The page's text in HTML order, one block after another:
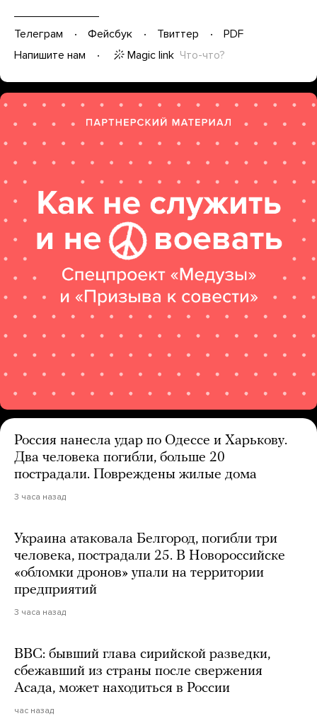
Телеграм Фейсбук Твиттер
PDF
Напишите нам
Magic link Что-что?
Россия нанесла удар по Одессе и Харькову.
Два человека погибли, больше 20
пострадали. Повреждены жилые дома
3 часа назад
Украина атаковала Белгород, погибли три
человека, пострадали 25. В Новороссийске
«обломки дронов» упали на территории
предприятий
3 часа назад
BBC: бывший глава сирийской разведки,
сбежавший из страны после свержения
Асада, может находиться в России
час назад